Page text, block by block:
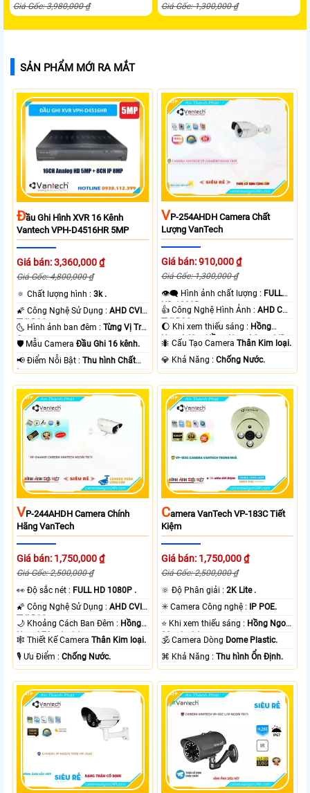
Giá Gốc: 3,980,000 ₫ Giá Gốc: 1,300,000 ₫
SẢN PHẨM MỚI RA MẮT
ĐẦu Ghi Hình XVR 16 Kênh
Vantech VPH-D4516HR 5MP
Giá bán: 3,360,000 ₫
Giá Gốc: 4,800,000 ₫
🔅 Chất lượng hình :3k .
🌠 Công Nghệ Sử Dụng :AHD CVI
TVI BCS.
🌜 Hình ảnh ban đêm :Từng Vị Trí
Camera .
🛡 Mẫu CameraĐầu Ghi 16 kênh.
️📢 Điểm Nỗi Bật :Thu hình Chất
Lượng.
VP-254AHDH Camera Chất
Lượng VanTech
Giá bán: 910,000 ₫
Giá Gốc: 1,300,000 ₫
👁️‍🗨 Hình ảnh chất lượng : FULL
HD 1080P .
👍 Công Nghệ Hình Ảnh :AHD CVI
TVI BCS.
🌔 Khi xem thiếu sáng : Hồng
Ngoại 40m Hồng Ngoại Smart IR.
🐜 Cấu Tạo CameraThân Kim loại.
️💎 Khả Năng :Chống Nước.
VP-244AHDH Camera Chính
Hãng VanTech
Giá bán: 1,750,000 ₫
Giá Gốc: 2,500,000 ₫
️👀 Độ sắc nét : FULL HD 1080P .
🌠 Công Nghệ Sử Dụng :AHD CVI
TVI BCS.
🌙 Khoảng Cách Ban Đêm : Hồng
Ngoại 70m Led Array.
🕸️ Thiết Kế CameraThân Kim loại.
️🎙 Ưu Điểm :Chống Nước.
CAmera VanTech VP-183C Tiết
Kiệm
Giá bán: 1,750,000 ₫
Giá Gốc: 2,500,000 ₫
🔆 Độ Phân giải :2K Lite .
✳️ Camera Công nghệ :
IP POE.
⭐ Khi xem thiếu sáng : Hồng Ngoại
30m Led Array.
🕉️ Camera Dòng Dome Plastic.
️⌘ Khả Năng :Thu hình Ổn Định.